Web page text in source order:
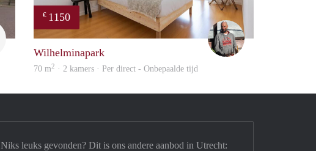
€ 1150
Wilhelminapark
70 m2 · 2 kamers · Per direct - Onbepaalde tijd
Niks leuks gevonden? Dit is ons andere aanbod in Utrecht: